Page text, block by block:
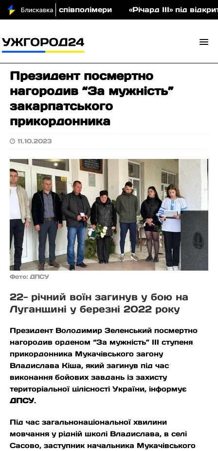
аукціон співполімери «Річард ІІІ» під
Президент посмертно
нагородив “За мужність”
закарпатського
прикордонника
11.10.2023
Фото: ДПСУ
22- річний воїн загинув у бою на
Луганщині у березні 2022 року
Президент Володимир Зеленський посмертно
нагородив орденом “За мужність” III ступеня
прикордонника Мукачівського загону
Владислава Кіша, який загинув під час
виконання бойових завдань із захисту
територіальної цілісності України, інформує
ДПСУ.
Під час загальнонаціональної хвилини
мовчання у рідній школі Владислава, в селі
Сасово, заступник начальника Мукачівського